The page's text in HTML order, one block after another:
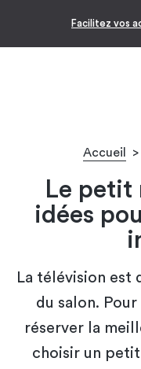
Facilitez vos
Accueil >
Le petit
idées
La télévision est
du salon.
réserver la
choisir un